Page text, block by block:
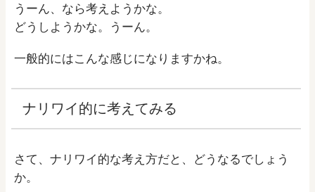
うーん、なら考えようかな。
どうしようかな。うーん。
一般的にはこんな感じになりますかね。
ナリワイ的に考えてみる
さて、ナリワイ的な考え方だと、どうなるでしょう
か。